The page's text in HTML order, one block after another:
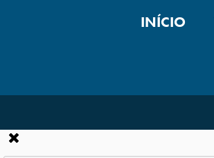
INÍCIO